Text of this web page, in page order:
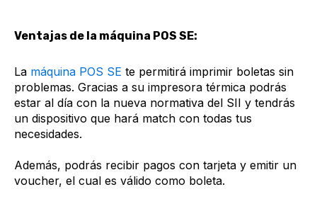
Ventajas de la máquina POS SE:
La máquina POS SE te permitirá imprimir boletas sin
problemas. Gracias a su impresora térmica podrás
estar al día con la nueva normativa del SII y tendrás
un dispositivo que hará match con todas tus
necesidades.
Además, podrás recibir pagos con tarjeta y emitir un
voucher, el cual es válido como boleta.